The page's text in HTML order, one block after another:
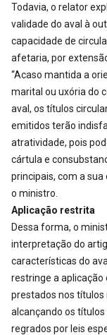
Todavia, o relator
validade do aval à
capacidade de
afetaria, por
“Acaso mantida a
marital ou uxória do
aval, os títulos
emitidos terão
atratividade, pois
cártula e
principais, com a
o ministro.
Aplicação restrita
Dessa forma, o
interpretação do
características do
restringe a aplicação
prestados nos títulos
alcançando os
regrados por leis